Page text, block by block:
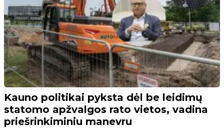
Kauno politikai pyksta dėl be leidimų
statomo apžvalgos rato vietos, vadina
priešrinkiminiu manevru